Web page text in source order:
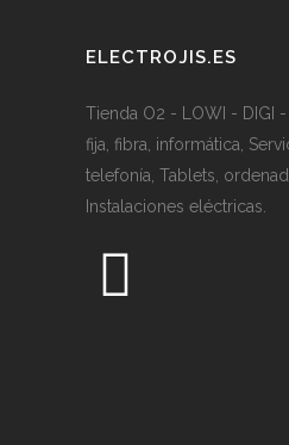
ELECTROJIS.ES
Tienda O2 - LOWI - DIGI
fija, fibra, informática,
telefonía, Tablets,
Instalaciones eléctricas.